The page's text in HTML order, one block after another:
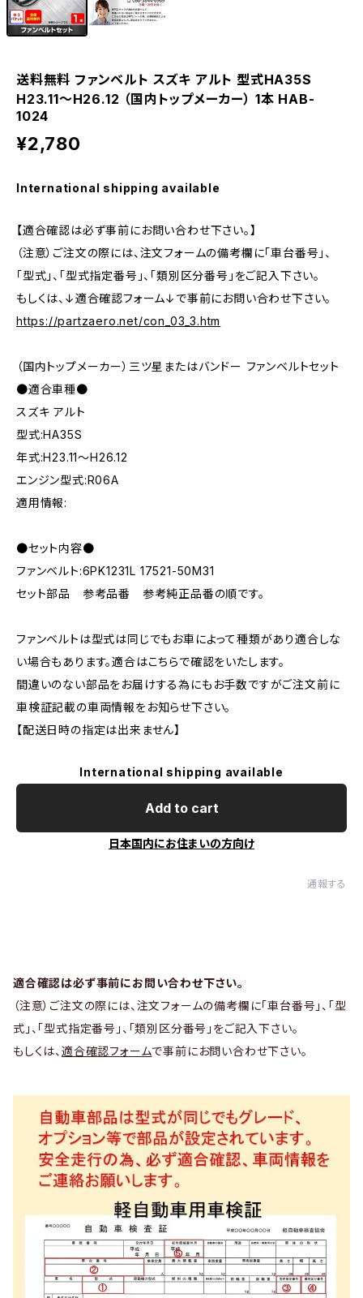
送料無料 ファンベルト スズキ アルト 型式HA35S
H23.11～H26.12 （国内トップメーカー） 1本 HAB-
1024
¥2,780
International shipping available
【適合確認は必ず事前にお問い合わせ下さい。】
（注意）ご注文の際には、注文フォームの備考欄に「車台番号」、
「型式」、「型式指定番号」、「類別区分番号」をご記入下さい。
もしくは、↓適合確認フォーム↓で事前にお問い合わせ下さい。
https://partzaero.net/con_03_3.htm
（国内トップメーカー）三ツ星またはバンドー ファンベルトセット
●適合車種●
スズキ アルト
型式:HA35S
年式:H23.11～H26.12
エンジン型式:R06A
適用情報:
●セット内容●
ファンベルト:6PK1231L 17521-50M31
セット部品 参考品番 参考純正品番の順です。
ファンベルトは型式は同じでもお車によって種類があり適合しな
い場合もあります。適合はこちらで確認をいたします。
間違いのない部品をお届けする為にもお手数ですがご注文前に
車検証記載の車両情報をお知らせ下さい。
【配送日時の指定は出来ません】
International shipping available
Add to cart
日本国内にお住まいの方向け
通報する
適合確認は必ず事前にお問い合わせ下さい。
（注意）ご注文の際には、注文フォームの備考欄に「車台番号」、「型
式」、「型式指定番号」、「類別区分番号」をご記入下さい。
もしくは、 適合確認フォームで事前にお問い合わせ下さい。